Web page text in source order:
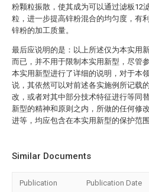
粉颗粒振散，使其成为可以通过滤板12
粒，进一步提高锌粉混合的均匀度，有
锌粉的加工质量。
最后应说明的是：以上所述仅为本实用
而已，并不用于限制本实用新型，尽管
本实用新型进行了详细的说明，对于本
说，其依然可以对前述各实施例所记载
改，或者对其中部分技术特征进行等同
新型的精神和原则之内，所做的任何修
进等，均应包含在本实用新型的保护范围
Similar Documents
Publication Publication Date